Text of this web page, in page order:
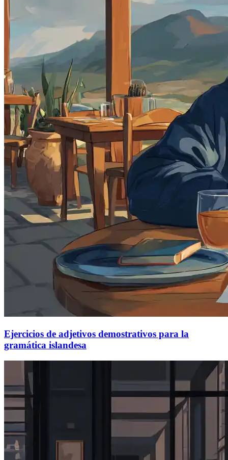
Ejercicios de adjetivos demostrativos para la
gramática islandesa